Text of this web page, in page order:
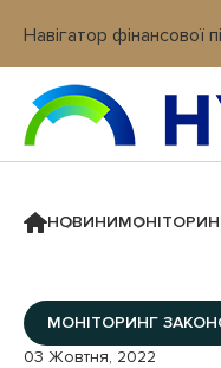
Навігатор фінансової
Вхід в кабінет IT
НОВИНИ
МОНІТОРИНГ
03 Жовтня, 2022